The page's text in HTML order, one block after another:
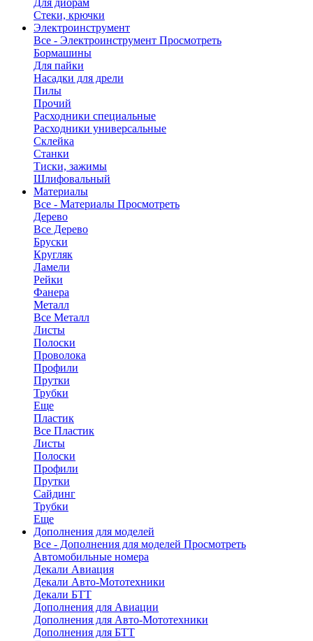
Для диорам
Стеки, крючки
Электроинструмент
Все - Электроинструмент Просмотреть
Бормашины
Для пайки
Насадки для дрели
Пилы
Прочий
Расходники специальные
Расходники универсальные
Склейка
Станки
Тиски, зажимы
Шлифовальный
Материалы
Все - Материалы Просмотреть
Дерево
Все Дерево
Бруски
Кругляк
Ламели
Рейки
Фанера
Металл
Все Металл
Листы
Полоски
Проволока
Профили
Прутки
Трубки
Еще
Пластик
Все Пластик
Листы
Полоски
Профили
Прутки
Сайдинг
Трубки
Еще
Дополнения для моделей
Все - Дополнения для моделей Просмотреть
Автомобильные номера
Декали Авиация
Декали Авто-Мототехники
Декали БТТ
Дополнения для Авиации
Дополнения для Авто-Мототехники
Дополнения для БТТ